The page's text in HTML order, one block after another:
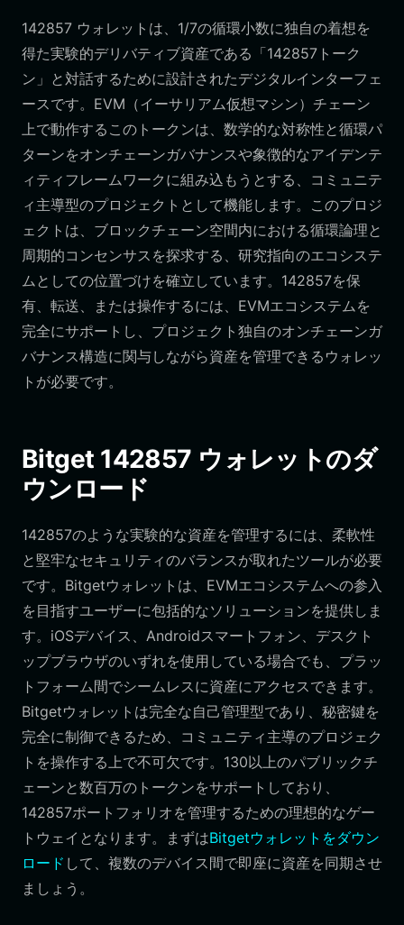
142857 ウォレットは、1/7の循環小数に独自の着想を
得た実験的デリバティブ資産である「142857トーク
ン」と対話するために設計されたデジタルインターフェ
ースです。EVM（イーサリアム仮想マシン）チェーン
上で動作するこのトークンは、数学的な対称性と循環パ
ターンをオンチェーンガバナンスや象徴的なアイデンテ
ィティフレームワークに組み込もうとする、コミュニテ
ィ主導型のプロジェクトとして機能します。このプロジ
ェクトは、ブロックチェーン空間内における循環論理と
周期的コンセンサスを探求する、研究指向のエコシステ
ムとしての位置づけを確立しています。142857を保
有、転送、または操作するには、EVMエコシステムを
完全にサポートし、プロジェクト独自のオンチェーンガ
バナンス構造に関与しながら資産を管理できるウォレッ
トが必要です。
Bitget 142857 ウォレットのダ
ウンロード
142857のような実験的な資産を管理するには、柔軟性
と堅牢なセキュリティのバランスが取れたツールが必要
です。Bitgetウォレットは、EVMエコシステムへの参入
を目指すユーザーに包括的なソリューションを提供しま
す。iOSデバイス、Androidスマートフォン、デスクト
ップブラウザのいずれを使用している場合でも、プラッ
トフォーム間でシームレスに資産にアクセスできます。
Bitgetウォレットは完全な自己管理型であり、秘密鍵を
完全に制御できるため、コミュニティ主導のプロジェク
トを操作する上で不可欠です。130以上のパブリックチ
ェーンと数百万のトークンをサポートしており、
142857ポートフォリオを管理するための理想的なゲー
トウェイとなります。まずはBitgetウォレットをダウン
ロード して、複数のデバイス間で即座に資産を同期させ
ましょう。